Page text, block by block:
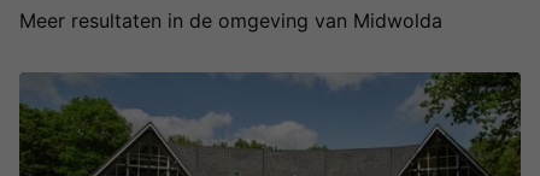
Meer resultaten in de omgeving van Midwolda